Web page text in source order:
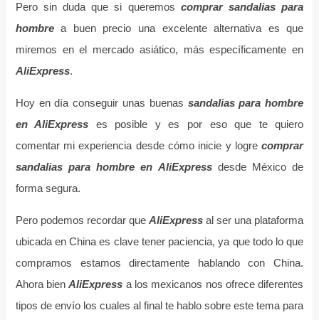
Pero sin duda que si queremos comprar sandalias para
hombrea buen precio una excelente alternativa es que
miremos en el mercado asiático, más específicamente en
AliExpress.
Hoy en día conseguir unas buenas sandalias para hombre
en AliExpress es posible y es por eso que te quiero
comentar mi experiencia desde cómo inicie y logrecomprar
sandalias para hombre en AliExpress desde México de
forma segura.
Pero podemos recordar que AliExpress al ser una plataforma
ubicada en China es clave tener paciencia, ya que todo lo que
compramos estamos directamente hablando con China.
Ahora bienAliExpress a los mexicanos nos ofrece diferentes
tipos de envío los cuales al final te hablo sobre este tema para